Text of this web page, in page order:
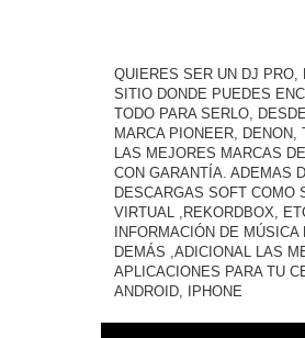
QUIERES SER UN DJ PRO,
SITIO DONDE PUEDES
TODO PARA SERLO,
MARCA PIONEER, DENON,
LAS MEJORES MARCAS
CON GARANTÍA. ADEMAS
DESCARGAS SOFT COMO
VIRTUAL ,REKORDBOX,
INFORMACIÓN DE
DEMÁS ,ADICIONAL LAS
APLICACIONES PARA TU
ANDROID, IPHONE